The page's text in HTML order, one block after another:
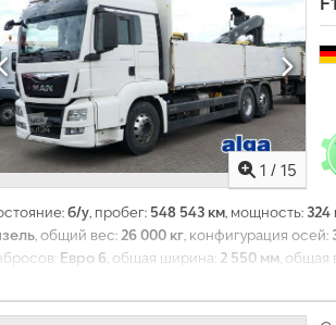
1 / 15
б/у, пробег: 548 543 км, мощность: 324
, общий вес: 26 000 кг , конфигурация осей:
Евро 6 , общая ширина: 2 550 мм , общая
, ширина пространства
ABS, кондиционер, кран,